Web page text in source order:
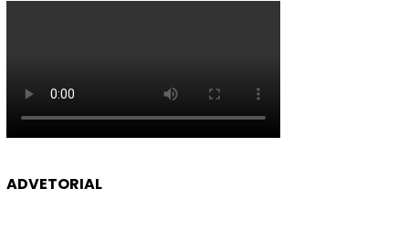
ADVETORIAL